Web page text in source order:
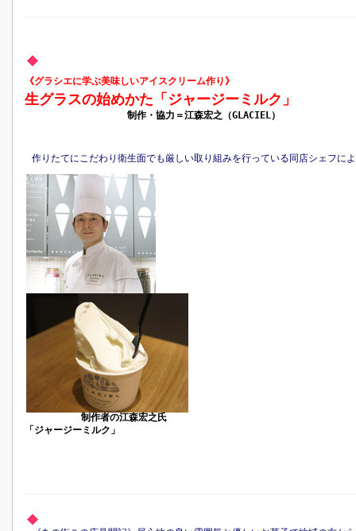
《グラシエに学ぶ美味しいアイスクリーム作り》
生グラスの始めかた「ジャージーミルク」
制作・協力＝江森宏之（GLACIEL）
作りたてにこだわり衛生面でも厳しい取り組みを行っている同店シェフに
制作者の江森宏之氏
「ジャージーミルク」